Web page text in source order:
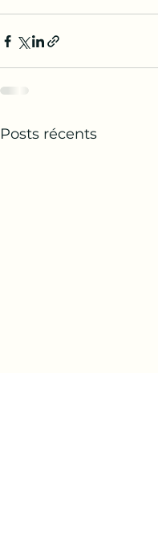
Posts récents